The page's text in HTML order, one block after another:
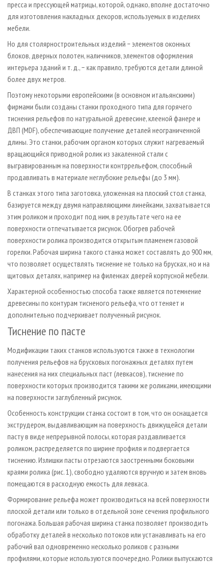
пресса и прессующей матрицы, которой, однако, вполне достаточно
для изготовления накладных декоров, используемых в изделиях
мебели.
Но для столярно­строительных изделий − элементов оконных
блоков, дверных полотен, наличников, элементов оформления
интерьера зданий и т. д., − как правило, требуются детали длиной
более двух метров.
Поэтому некоторыми европейскими (в основном итальянскими)
фирмами были созданы станки проходного типа для горячего
тиснения рельефов по натуральной древесине, клееной фанере и
ДВП (MDF), обеспечивающие получение деталей неограниченной
длины. Это станки, рабочим органом которых служит нагреваемый
вращающийся приводной ролик из закаленной стали с
выгравированным на поверхности контррельефом, способный
продавливать в материале неглубокие рельефы (до 3 мм).
В станках этого типа заготовка, уложенная на плоский стол станка,
базируется между двумя направляющими линейками, захватывается
этим роликом и проходит под ним, в результате чего на ее
поверхности отпечатывается рисунок. Обогрев рабочей
поверхности ролика производится открытым пламенем газовой
горелки. Рабочая ширина такого станка может составлять до 900 мм,
что позволяет осуществлять тиснение не только на брусках, но и на
щитовых деталях, например на филенках дверей корпусной мебели.
Характерной особенностью способа также является потемнение
древесины по контурам тисненого рельефа, что оттеняет и
дополнительно подчеркивает полученный рисунок.
Тиснение по пасте
Модификации таких станков используются также в технологии
получения рельефов на брусковых погонажных деталях путем
нанесения на них специальных паст (левкасов), тиснение по
поверхности которых производится такими же роликами, имеющими
на поверхности заглубленный рисунок.
Особенность конструкции станка состоит в том, что он оснащается
экструдером, выдавливающим на поверхность движущейся детали
пасту в виде непрерывной полосы, которая раздавливается
роликом, распределяется по ширине профиля и подвергается
тиснению. Излишки пасты отрезаются заостренными боковыми
краями ролика (рис. 1), свободно удаляются вручную и затем вновь
помещаются в расходную емкость для левкаса.
Формирование рельефа может производиться на всей поверхности
плоской детали или только в отдельной зоне сечения профильного
погонажа. Большая рабочая ширина станка позволяет производить
обработку деталей в несколько потоков или устанавливать на его
рабочий вал одновременно несколько роликов с разными
профилями, которые используются поочередно. Ролики выпускаются